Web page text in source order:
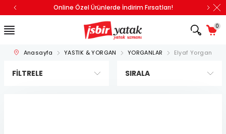
Online Özel Ürünlerde İndirim Fırsatları!
0
Anasayfa YASTIK & YORGAN YORGANLAR Elyaf Yorgan
FILTRELE SIRALA